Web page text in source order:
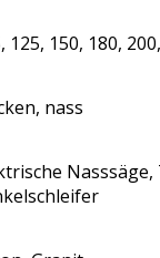
125, 150, 180,
nass
Nasssäge,